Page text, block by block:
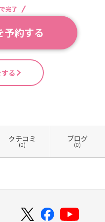
完了
予約する
る
クチコミ
(0)
ブログ
(0)